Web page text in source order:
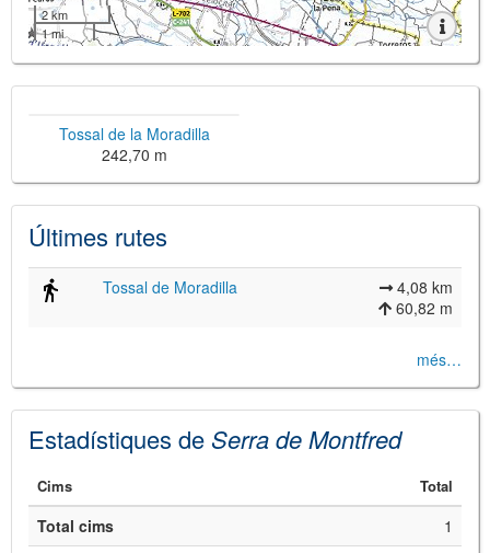
2 km
1 mi
JS library for interactive maps
Tossal de la Moradilla
242,70 m
Últimes rutes
Tossal de Moradilla
4,08 km
60,82 m
més…
Estadístiques de Serra de Montfred
Cims Total
Total cims
1